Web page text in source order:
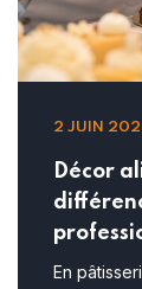
2 JUIN
Décor
En